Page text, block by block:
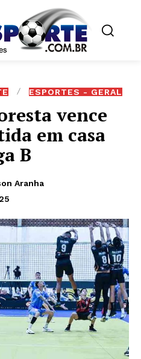
ESPORTES - GERAL
vence
em casa
B
Aranha